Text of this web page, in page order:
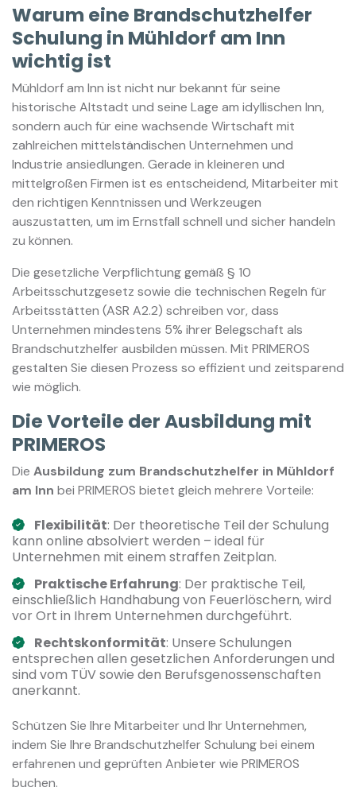
Warum eine Brandschutzhelfer
Schulung in Mühldorf am Inn
wichtig ist
Mühldorf am Inn ist nicht nur bekannt für seine
historische Altstadt und seine Lage am idyllischen Inn,
sondern auch für eine wachsende Wirtschaft mit
zahlreichen mittelständischen Unternehmen und
Industrie ansiedlungen. Gerade in kleineren und
mittelgroßen Firmen ist es entscheidend, Mitarbeiter mit
den richtigen Kenntnissen und Werkzeugen
auszustatten, um im Ernstfall schnell und sicher handeln
zu können.
Die gesetzliche Verpflichtung gemäß § 10
Arbeitsschutzgesetz sowie die technischen Regeln für
Arbeitsstätten (ASR A2.2) schreiben vor, dass
Unternehmen mindestens 5% ihrer Belegschaft als
Brandschutzhelfer ausbilden müssen. Mit PRIMEROS
gestalten Sie diesen Prozess so effizient und zeitsparend
wie möglich.
Die Vorteile der Ausbildung mit
PRIMEROS
Die Ausbildung zum Brandschutzhelfer in Mühldorf
am Inn bei PRIMEROS bietet gleich mehrere Vorteile:
Flexibilität: Der theoretische Teil der Schulung
kann online absolviert werden – ideal für
Unternehmen mit einem straffen Zeitplan.
Praktische Erfahrung: Der praktische Teil,
einschließlich Handhabung von Feuerlöschern, wird
vor Ort in Ihrem Unternehmen durchgeführt.
Rechtskonformität: Unsere Schulungen
entsprechen allen gesetzlichen Anforderungen und
sind vom TÜV sowie den Berufsgenossenschaften
anerkannt.
Schützen Sie Ihre Mitarbeiter und Ihr Unternehmen,
indem Sie Ihre Brandschutzhelfer Schulung bei einem
erfahrenen und geprüften Anbieter wie PRIMEROS
buchen.